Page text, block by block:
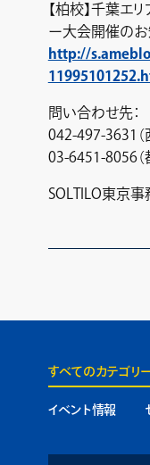
【柏校】千葉エ
ー大会開催のお
http://
問い合わせ先：
042-497-3631（
03-6451-8056（
SOLTILO東京事
すべてのカテゴリ
イベント情報